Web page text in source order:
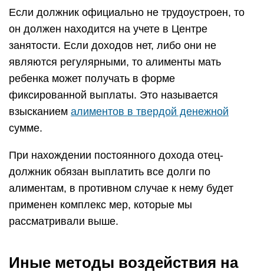
Если должник официально не трудоустроен, то
он должен находится на учете в Центре
занятости. Если доходов нет, либо они не
являются регулярными, то алименты мать
ребенка может получать в форме
фиксированной выплаты. Это называется
взысканием алиментов в твердой денежной
сумме.
При нахождении постоянного дохода отец-
должник обязан выплатить все долги по
алиментам, в противном случае к нему будет
применен комплекс мер, которые мы
рассматривали выше.
Иные методы воздействия на